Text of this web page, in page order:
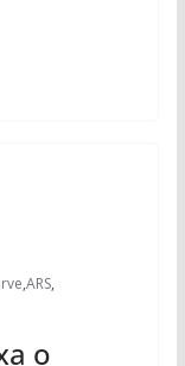
,ARS,
o